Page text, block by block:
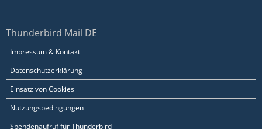
Thunderbird Mail DE
Impressum & Kontakt
Datenschutzerklärung
Einsatz von Cookies
Nutzungsbedingungen
Spendenaufruf für Thunderbird